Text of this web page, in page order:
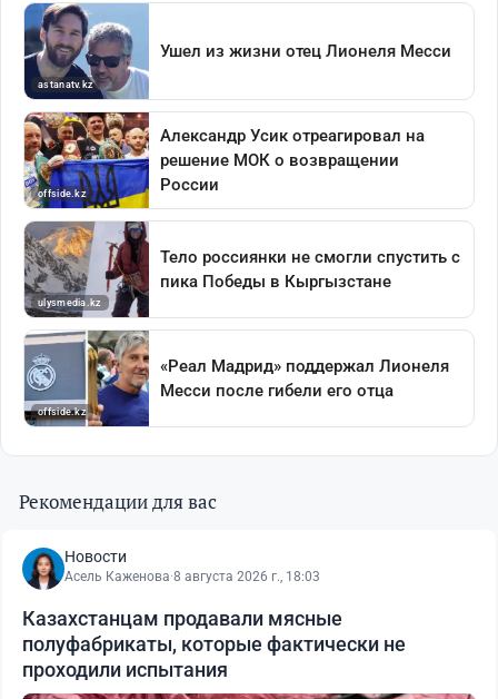
Рекомендации для вас
Новости
Асель Каженова·8 августа 2026 г., 18:03
Казахстанцам продавали мясные
полуфабрикаты, которые фактически не
проходили испытания